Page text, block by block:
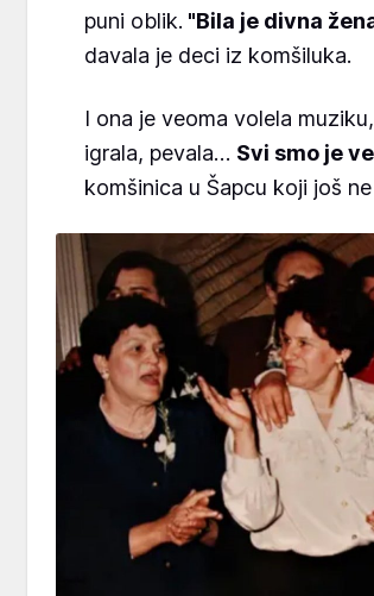
puni oblik. "Bila je divna
davala je deci iz komšiluka.
I ona je veoma volela
igrala, pevala… Svi smo je
komšinica u Šapcu koji još